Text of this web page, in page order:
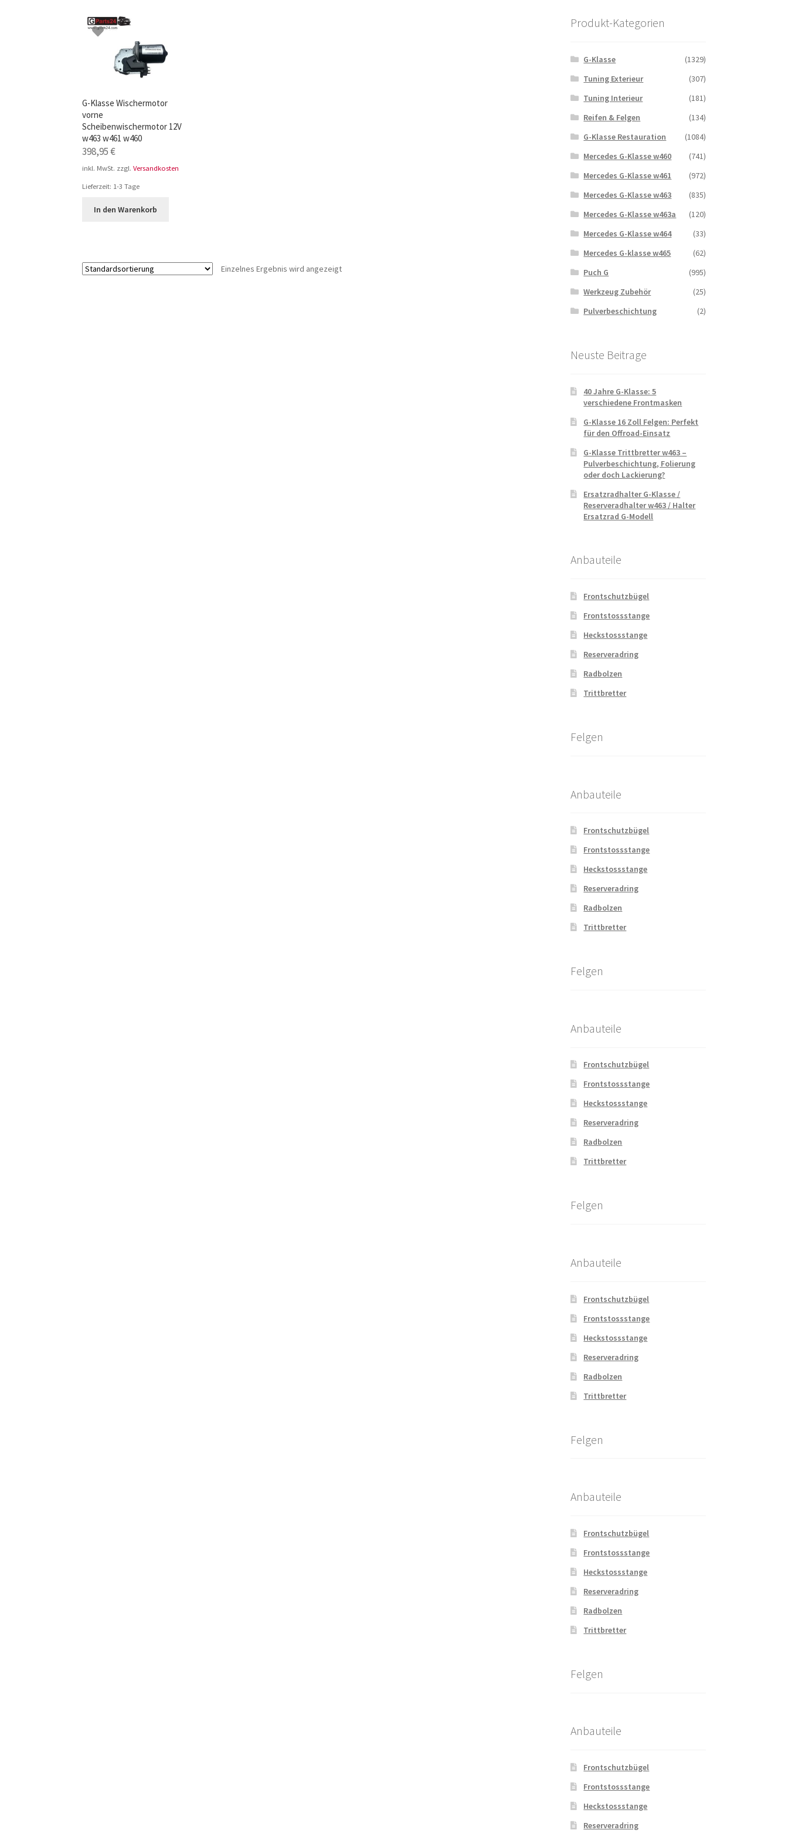
TOP-Seller: G-Klasse Trittbretter schwarz für den w463
Impressum
G-Klasse Wischermotor
vorne
Scheibenwischermotor 12V
w463 w461 w460
398,95€
inkl. MwSt. zzgl.Versandkosten
Lieferzeit: 1-3 Tage
In den Warenkorb
Einzelnes Ergebnis wird angezeigt
Produkt-Kategorien
G-Klasse
(1329)
Tuning Exterieur
(307)
Tuning Interieur
(181)
Reifen & Felgen
(134)
G-Klasse Restauration
(1084)
Mercedes G-Klasse w460
(741)
Mercedes G-Klasse w461
(972)
Mercedes G-Klasse w463
(835)
Mercedes G-Klasse w463a
(120)
Mercedes G-Klasse w464
(33)
Mercedes G-klasse w465
(62)
Puch G
(995)
Werkzeug Zubehör
(25)
Pulverbeschichtung
(2)
Neuste Beitrage
40 Jahre G-Klasse: 5
verschiedene Frontmasken
G-Klasse 16 Zoll Felgen: Perfekt
für den Offroad-Einsatz
G-Klasse Trittbretter w463 –
Pulverbeschichtung, Folierung
oder doch Lackierung?
Ersatzradhalter G-Klasse /
Reserveradhalter w463 / Halter
Ersatzrad G-Modell
Anbauteile
Frontschutzbügel
Frontstossstange
Heckstossstange
Reserveradring
Radbolzen
Trittbretter
Felgen
Anbauteile
Frontschutzbügel
Frontstossstange
Heckstossstange
Reserveradring
Radbolzen
Trittbretter
Felgen
Anbauteile
Frontschutzbügel
Frontstossstange
Heckstossstange
Reserveradring
Radbolzen
Trittbretter
Felgen
Anbauteile
Frontschutzbügel
Frontstossstange
Heckstossstange
Reserveradring
Radbolzen
Trittbretter
Felgen
Anbauteile
Frontschutzbügel
Frontstossstange
Heckstossstange
Reserveradring
Radbolzen
Trittbretter
Felgen
Anbauteile
Frontschutzbügel
Frontstossstange
Heckstossstange
Reserveradring